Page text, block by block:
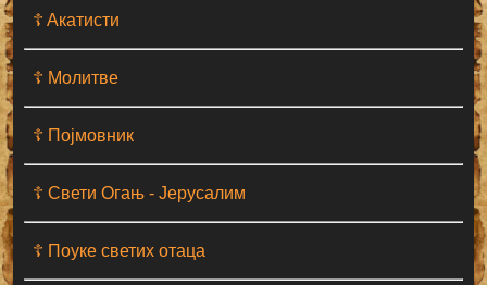
☦ Aкатисти
☦ Молитве
☦ Појмовник
☦ Свети Огањ - Јерусалим
☦ Поуке светих отаца